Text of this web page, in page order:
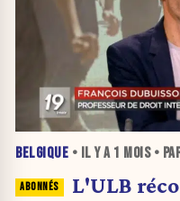
BELGIQUE • IL Y A 1 MOIS•
L'ULB